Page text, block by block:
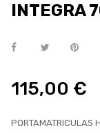
INTEGRA
115,00 €
PORTAMATRICULAS